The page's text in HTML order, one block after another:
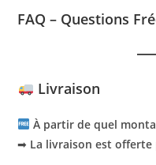
FAQ – Questions
Livraison
À partir de quel
➡ La livraison est